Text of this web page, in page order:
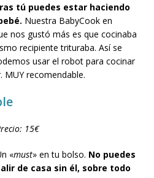
tú puedes estar haciendo
Nuestra BabyCook en
nos gustó más es que cocinaba
recipiente trituraba. Así se
usar el robot para cocinar
MUY recomendable.
15€
«must» en tu bolso. No puedes
de casa sin él, sobre todo